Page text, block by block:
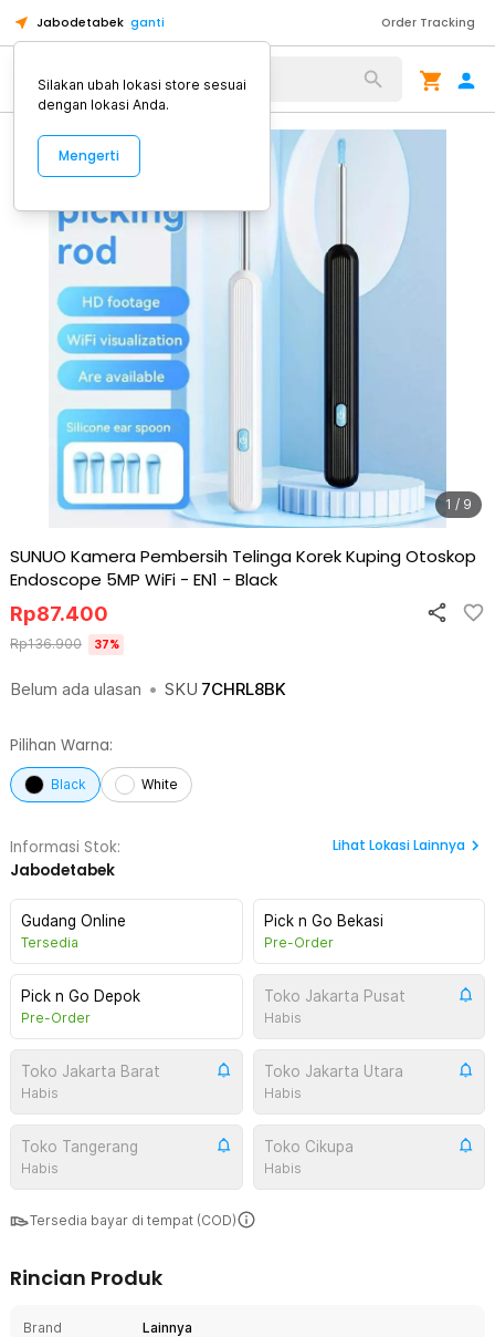
Jabodetabek ganti Order Tracking
Alat Kopi
1 / 9
SUNUO Kamera Pembersih Telinga Korek Kuping Otoskop
Endoscope 5MP WiFi - EN1 - Black
Belum ada ulasan • SKU 7CHRL8BK
Rp87.400
Rp136.900 37%
Pilihan Warna:
Black White
Informasi Stok:
Jabodetabek
Lihat Lokasi Lainnya
Gudang Online
Tersedia
Pick n Go Bekasi
Pre-Order
Pick n Go Depok
Pre-Order
Toko Jakarta Pusat
Habis
Toko Jakarta Barat
Habis
Toko Jakarta Utara
Habis
Toko Tangerang
Habis
Toko Cikupa
Habis
Tersedia bayar di tempat (COD)
Rincian Produk
Brand
Lainnya
Silakan ubah lokasi store sesuai
dengan lokasi Anda.
Mengerti